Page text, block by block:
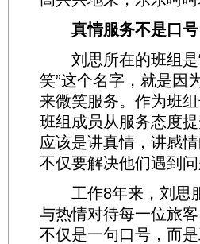
真情服务不是口号
刘思所在的班组是“
笑”这个名字，就是因
来微笑服务。作为班
班组成员从服务态度
应该是讲真情，讲感
不仅要解决他们遇到
工作8年来，刘思服
与热情对待每一位旅
不仅是一句口号，而